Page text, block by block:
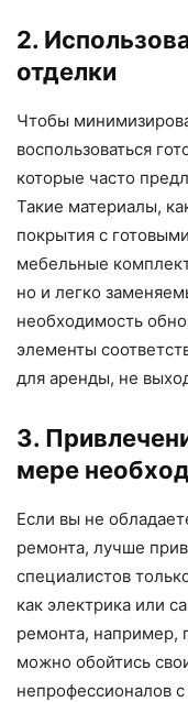
2.
отделки
Чтобы
воспользоваться
которые часто
Такие материалы,
покрытия с
мебельные
но и легко
необходимость
элементы
для аренды, не
3.
мере
Если вы не
ремонта, лучше
специалистов
как электрика или
ремонта, например,
можно обойтись
непрофессионалов